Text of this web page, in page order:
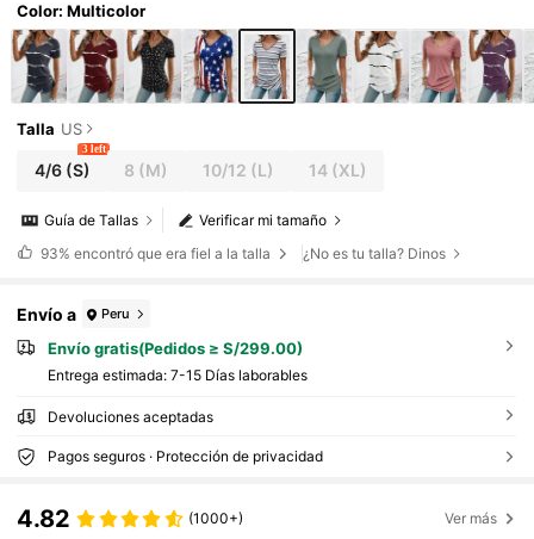
Color: Multicolor
Talla US
4/6(S)
3 left
8 (M) 10/12 (L) 14(XL)
Verificar mi tamaño
Guía de Tallas
93% encontró que era fiel a la talla ¿No es tu talla? Dinos
Envío a Peru
Envío gratis(Pedidos ≥ S/299.00)
Entrega estimada: 7-15 Días laborables
Devoluciones aceptadas
Pagos seguros · Protección de privacidad
4.82 (1000+) Ver más